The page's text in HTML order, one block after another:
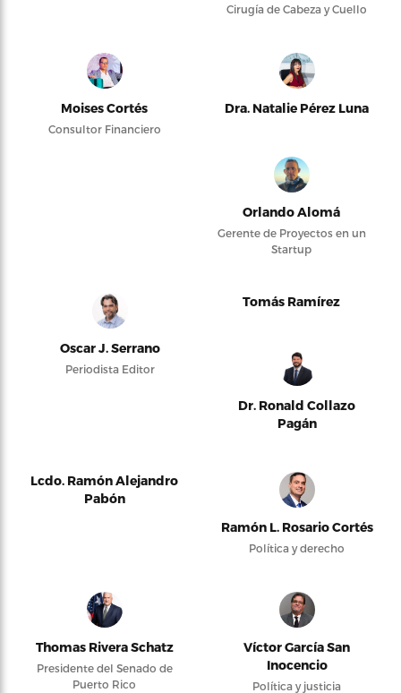
Cirugía de Cabeza y Cuello
Moises Cortés
Consultor Financiero
Dra. Natalie Pérez Luna
Orlando Alomá
Gerente de Proyectos en un
Startup
Oscar J. Serrano
Periodista Editor
Tomás Ramírez
Dr. Ronald Collazo
Pagán
Lcdo. Ramón Alejandro
Pabón
Ramón L. Rosario Cortés
Política y derecho
Thomas Rivera Schatz
Presidente del Senado de
Puerto Rico
Víctor García San
Inocencio
Política y justicia